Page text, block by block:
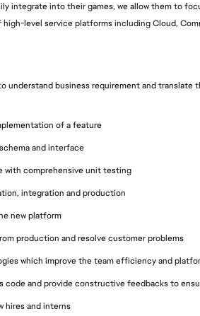
integrate into their games, we allow them to
level service platforms including Cloud,
understand business requirement and
of a feature
and interface
with comprehensive unit testing
integration and production
new platform
production and resolve customer problems
which improve the team efficiency and
code and provide constructive feedbacks to
hires and interns